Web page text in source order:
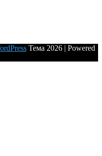
Тема 2026 | Powered